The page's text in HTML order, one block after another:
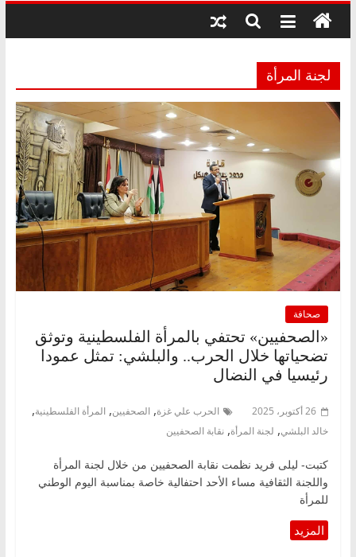
متابعة قضية الدكتور محمد زهران.. ويؤكد:
قرينة البراءة وضمانات المحاكمة العادلة
وتبقى
هي
لجنة المرأة
صحافة
«الصحفيين» تحتفي بالمرأة الفلسطينية وتوثق
تضحياتها خلال الحرب.. والبلشي: تمثل عمودا
رئيسيا في النضال
26 أكتوبر، 2025 الحرب علي غزة, الصحفيين, المرأة الفلسطينية,
خالد البلشي, لجنة المرأة, نقابة الصحفيين
كتبت- ليلى فريد نظمت نقابة الصحفيين من خلال لجنة المرأة
واللجنة الثقافية مساء الأحد احتفالية خاصة بمناسبة اليوم الوطني
للمرأة